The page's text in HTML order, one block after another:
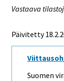
Vastaava
Päivitetty
Suomen